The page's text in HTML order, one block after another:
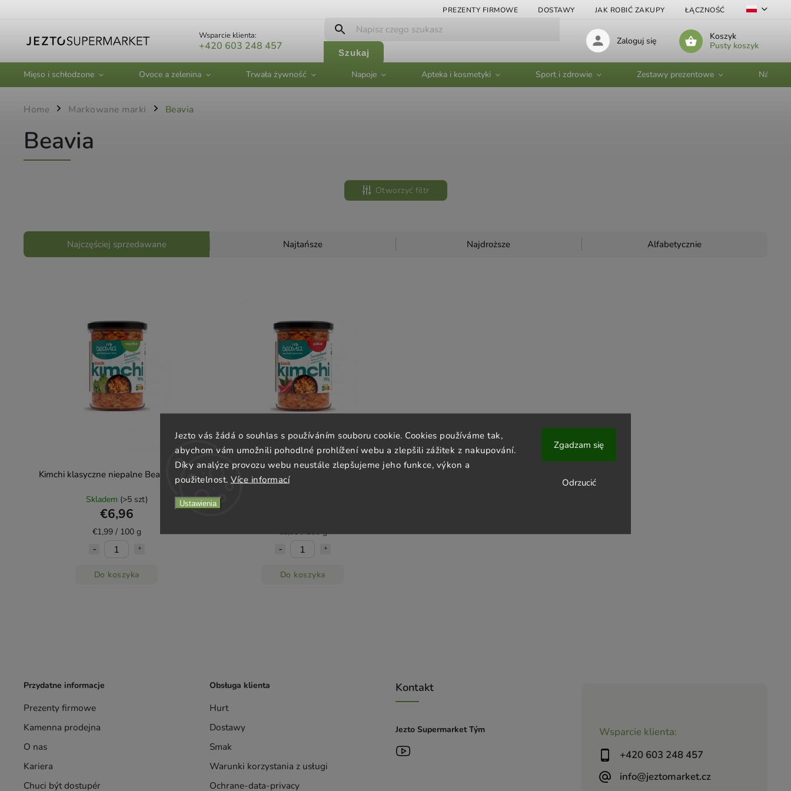
Jezto vás žádá o souhlas s používáním souboru cookie. Cookies používáme tak,
abychom vám umožnili pohodlné prohlížení webu a zlepšili zážitek z nakupování.
Díky analýze provozu webu neustále zlepšujeme jeho funkce, výkon a
použitelnost. Více informací
Ustawienia
Odrzucić
Zgadzam się
PREZENTY FIRMOWE DOSTAWY JAK ROBIĆ ZAKUPY ŁĄCZNOŚĆ
Wsparcie klienta:
+420 603 248 457
Szukaj
Koszyk
Pusty koszyk
Zaloguj się
Mięso i schłodzone Ovoce a zelenina Trwała żywność Napoje Apteka i kosmetyki Sport i zdrowie Zestawy prezentowe Nádobí
Home / Markowane marki / Beavia
Beavia
Otworzyć filtr
Najczęściej sprzedawane Najtańsze Najdroższe Alfabetycznie
Kimchi klasyczne niepalne Beavia 350g
Skladem (>5 szt)
€6,96
€1,99 / 100 g
Do koszyka
Kimchi klasyczne pikantne Beavia 350g
€1,99 / 100 g
Do koszyka
Wsparcie klienta:
+420 603 248 457
info@jeztomarket.cz
Przydatne informacje
Prezenty firmowe
Kamenna prodejna
O nas
Kariera
Chuci být dostupér
Obsługa klienta
Hurt
Dostawy
Smak
Warunki korzystania z usługi
Ochrane-data-privacy
Kontakt
Jezto Supermarket Tým